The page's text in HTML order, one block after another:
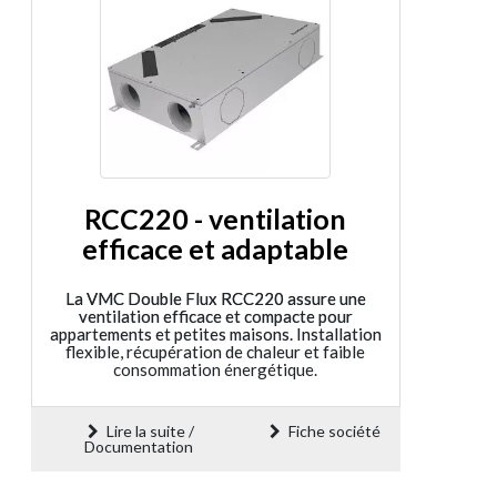
RCC220 - ventilation
efficace et adaptable
La VMC Double Flux RCC220 assure une
ventilation efficace et compacte pour
appartements et petites maisons. Installation
flexible, récupération de chaleur et faible
consommation énergétique.
Lire la suite /
Documentation
Fiche société